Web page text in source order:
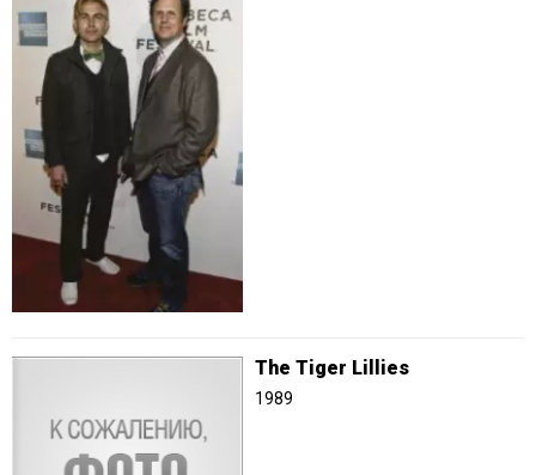
The Tiger Lillies
1989